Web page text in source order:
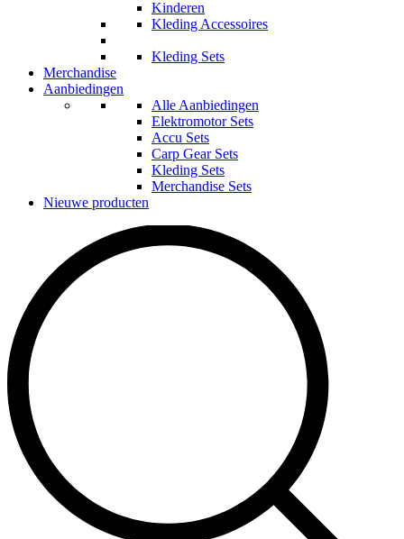
Kinderen
Kleding Accessoires
Kleding Sets
Merchandise
Aanbiedingen
Alle Aanbiedingen
Elektromotor Sets
Accu Sets
Carp Gear Sets
Kleding Sets
Merchandise Sets
Nieuwe producten